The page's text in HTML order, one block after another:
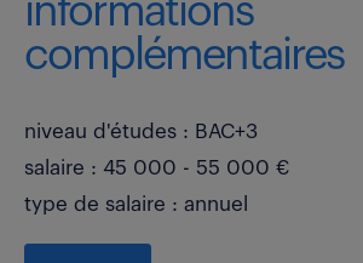
informations
complémentaires
niveau d'études : BAC+3
salaire : 45 000 - 55 000 €
type de salaire : annuel